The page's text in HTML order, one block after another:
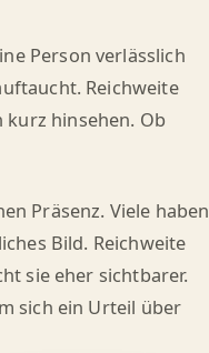
Person verlässlich
Reichweite
kurz hinsehen. Ob
Präsenz. Viele haben
Bild. Reichweite
sie eher sichtbarer.
sich ein Urteil über